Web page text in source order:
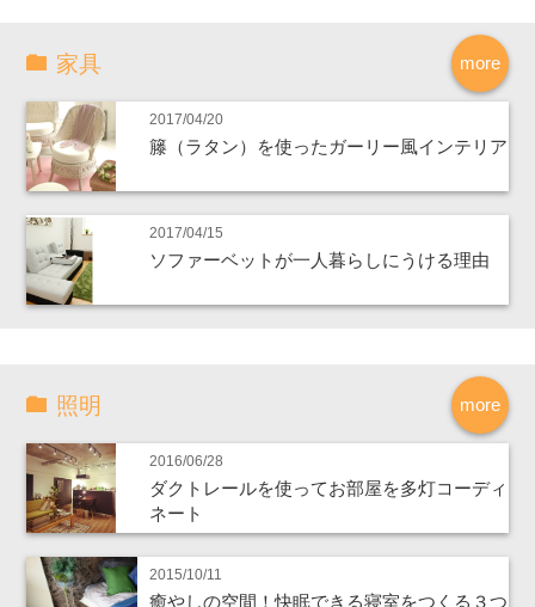
more
家具
2017/04/20
籐（ラタン）を使ったガーリー風インテリア
2017/04/15
ソファーベットが一人暮らしにうける理由
more
照明
2016/06/28
ダクトレールを使ってお部屋を多灯コーディ
ネート
2015/10/11
癒やしの空間！快眠できる寝室をつくる３つ